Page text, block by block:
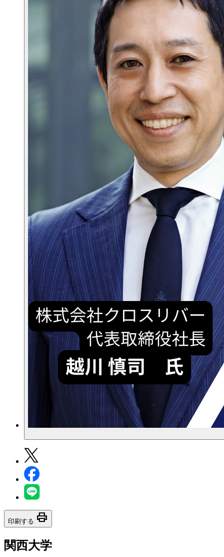
印刷する print
関西大学